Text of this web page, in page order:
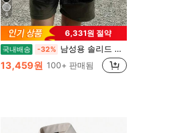
6
6,331원 절약
국내배송 -32% 남성용 솔리드 컬러 긴팔 싱글 브레스트 포켓 루즈 캐주얼 셔츠, 가을
13,459원 100+ 판매됨